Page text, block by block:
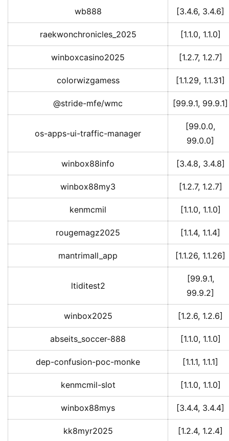
wb888 [3.4.6, 3.4.6]
raekwonchronicles_2025 [1.1.0, 1.1.0]
winboxcasino2025 [1.2.7, 1.2.7]
colorwizgamess [1.1.29, 1.1.31]
@stride-mfe/wmc [99.9.1, 99.9.1]
os-apps-ui-traffic-manager
[99.0.0,
99.0.0]
winbox88info [3.4.8, 3.4.8]
winbox88my3 [1.2.7, 1.2.7]
kenmcmil [1.1.0, 1.1.0]
rougemagz2025 [1.1.4, 1.1.4]
mantrimall_app [1.1.26, 1.1.26]
ltiditest2
[99.9.1,
99.9.2]
winbox2025 [1.2.6, 1.2.6]
abseits_soccer-888 [1.1.0, 1.1.0]
dep-confusion-poc-monke [1.1.1, 1.1.1]
kenmcmil-slot [1.1.0, 1.1.0]
winbox88mys [3.4.4, 3.4.4]
kk8myr2025 [1.2.4, 1.2.4]